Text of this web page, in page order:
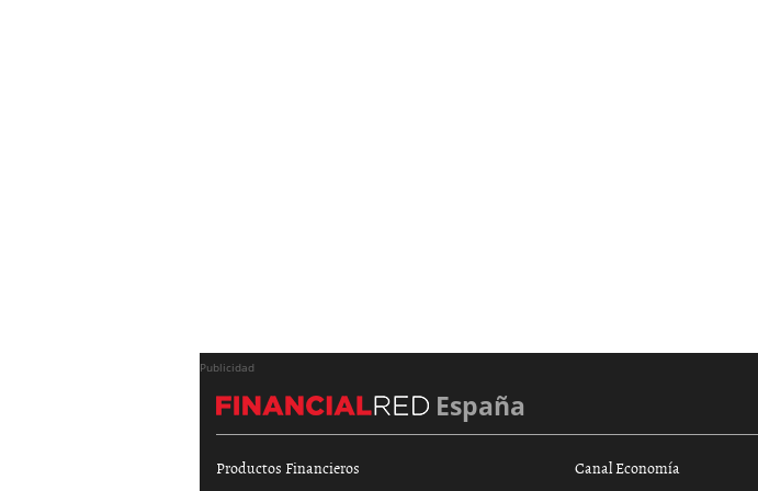
Publicidad
España
Productos Financieros Canal Economía